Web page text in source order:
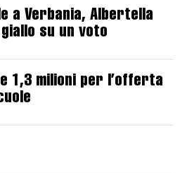
a Verbania, Albertella
su un voto
1,3 milioni per l’offerta